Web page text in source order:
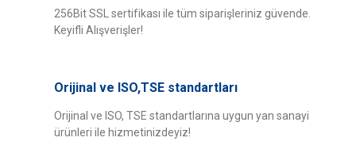
Görüş ve önerileriniz için teşekkür ederiz.
Ürün bilgilerinde hatalar bulunuyor.
Ürün fiyatı diğer sitelerden daha pahalı.
Bu ürüne benzer farklı alternatifler olmalı.
256Bit SSL sertifikası ile tüm siparişleriniz güvende.
Keyifli Alışverişler!
Orijinal ve ISO,TSE standartları
Orijinal ve ISO, TSE standartlarına uygun yan sanayi
ürünleri ile hizmetinizdeyiz!